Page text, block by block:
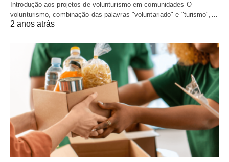
Introdução aos projetos de volunturismo em comunidades O
volunturismo, combinação das palavras "voluntariado" e "turismo",…
2 anos atrás